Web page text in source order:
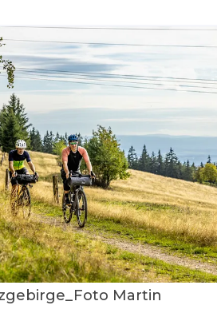
Martin